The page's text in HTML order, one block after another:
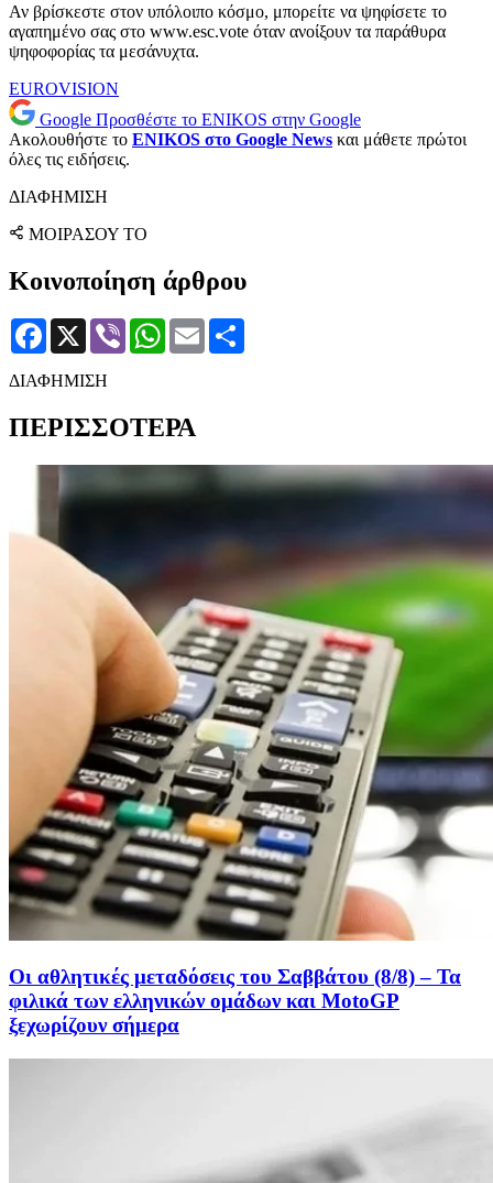
Αν βρίσκεστε στον υπόλοιπο κόσμο, μπορείτε να ψηφίσετε το
αγαπημένο σας στο www.esc.vote όταν ανοίξουν τα παράθυρα
ψηφοφορίας τα μεσάνυχτα.
EUROVISION
Google Προσθέστε το ENIKOS στην Google
Ακολουθήστε το ENIKOS στο Google News και μάθετε πρώτοι
όλες τις ειδήσεις.
ΔΙΑΦΗΜΙΣΗ
ΜΟΙΡΑΣΟΥ ΤΟ
Κοινοποίηση άρθρου
Facebook
X Viber WhatsApp
Email
ΔΙΑΦΗΜΙΣΗ
ΠΕΡΙΣΣΟΤΕΡΑ
Οι αθλητικές μεταδόσεις του Σαββάτου (8/8) – Τα
φιλικά των ελληνικών ομάδων και MotoGP
ξεχωρίζουν σήμερα